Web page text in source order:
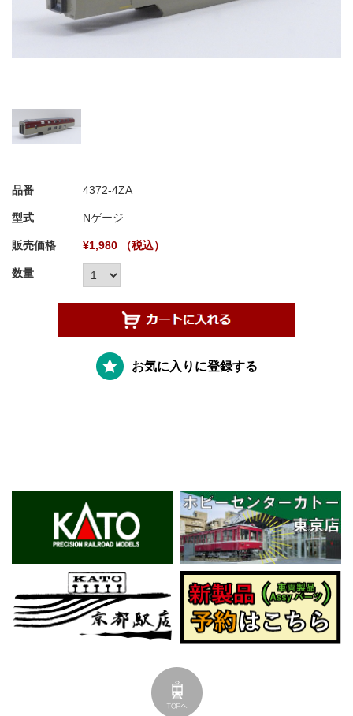
品番 4372-4ZA
型式 Nゲージ
販売価格 ¥1,980 （税込）
数量
お気に入りに登録する